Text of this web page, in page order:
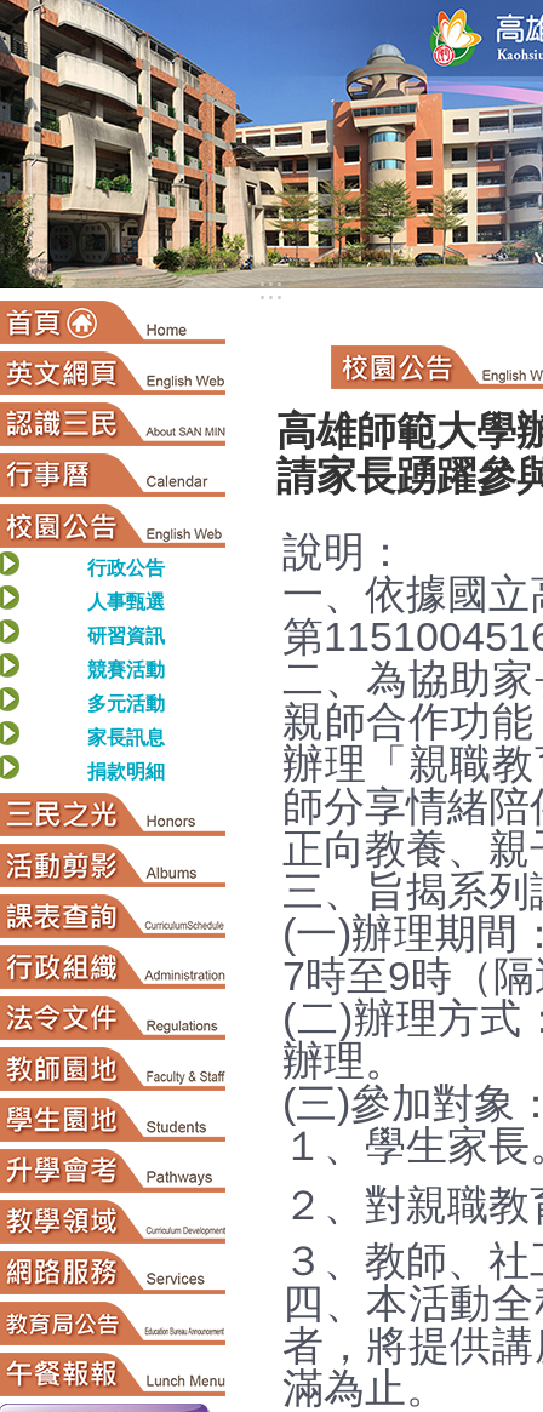
行政公告
人事甄選
研習資訊
競賽活動
多元活動
家長訊息
捐款明細
:::
高雄師範大學
請家長踴躍參
說明：
一、依據國
第
二、為協助
親師合作功
辦理「親職
師分享情緒陪
正向教養、
三、旨揭系
(一)辦理期間
7時至9時（
(二)辦理方式
辦理。
(三)參加對象
１、學生家長
２、對親職
３、教師、
四、本活動
者，將提供
滿為止。